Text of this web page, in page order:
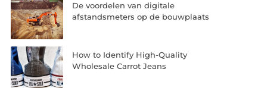
De voordelen van digitale
afstandsmeters op de bouwplaats
How to Identify High-Quality
Wholesale Carrot Jeans